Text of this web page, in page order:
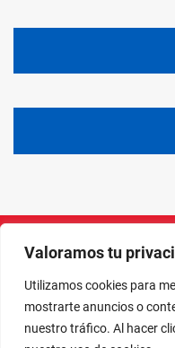
Valoramos tu
Utilizamos cookies para
mostrarte anuncios o
nuestro tráfico. Al hacer
Instagram